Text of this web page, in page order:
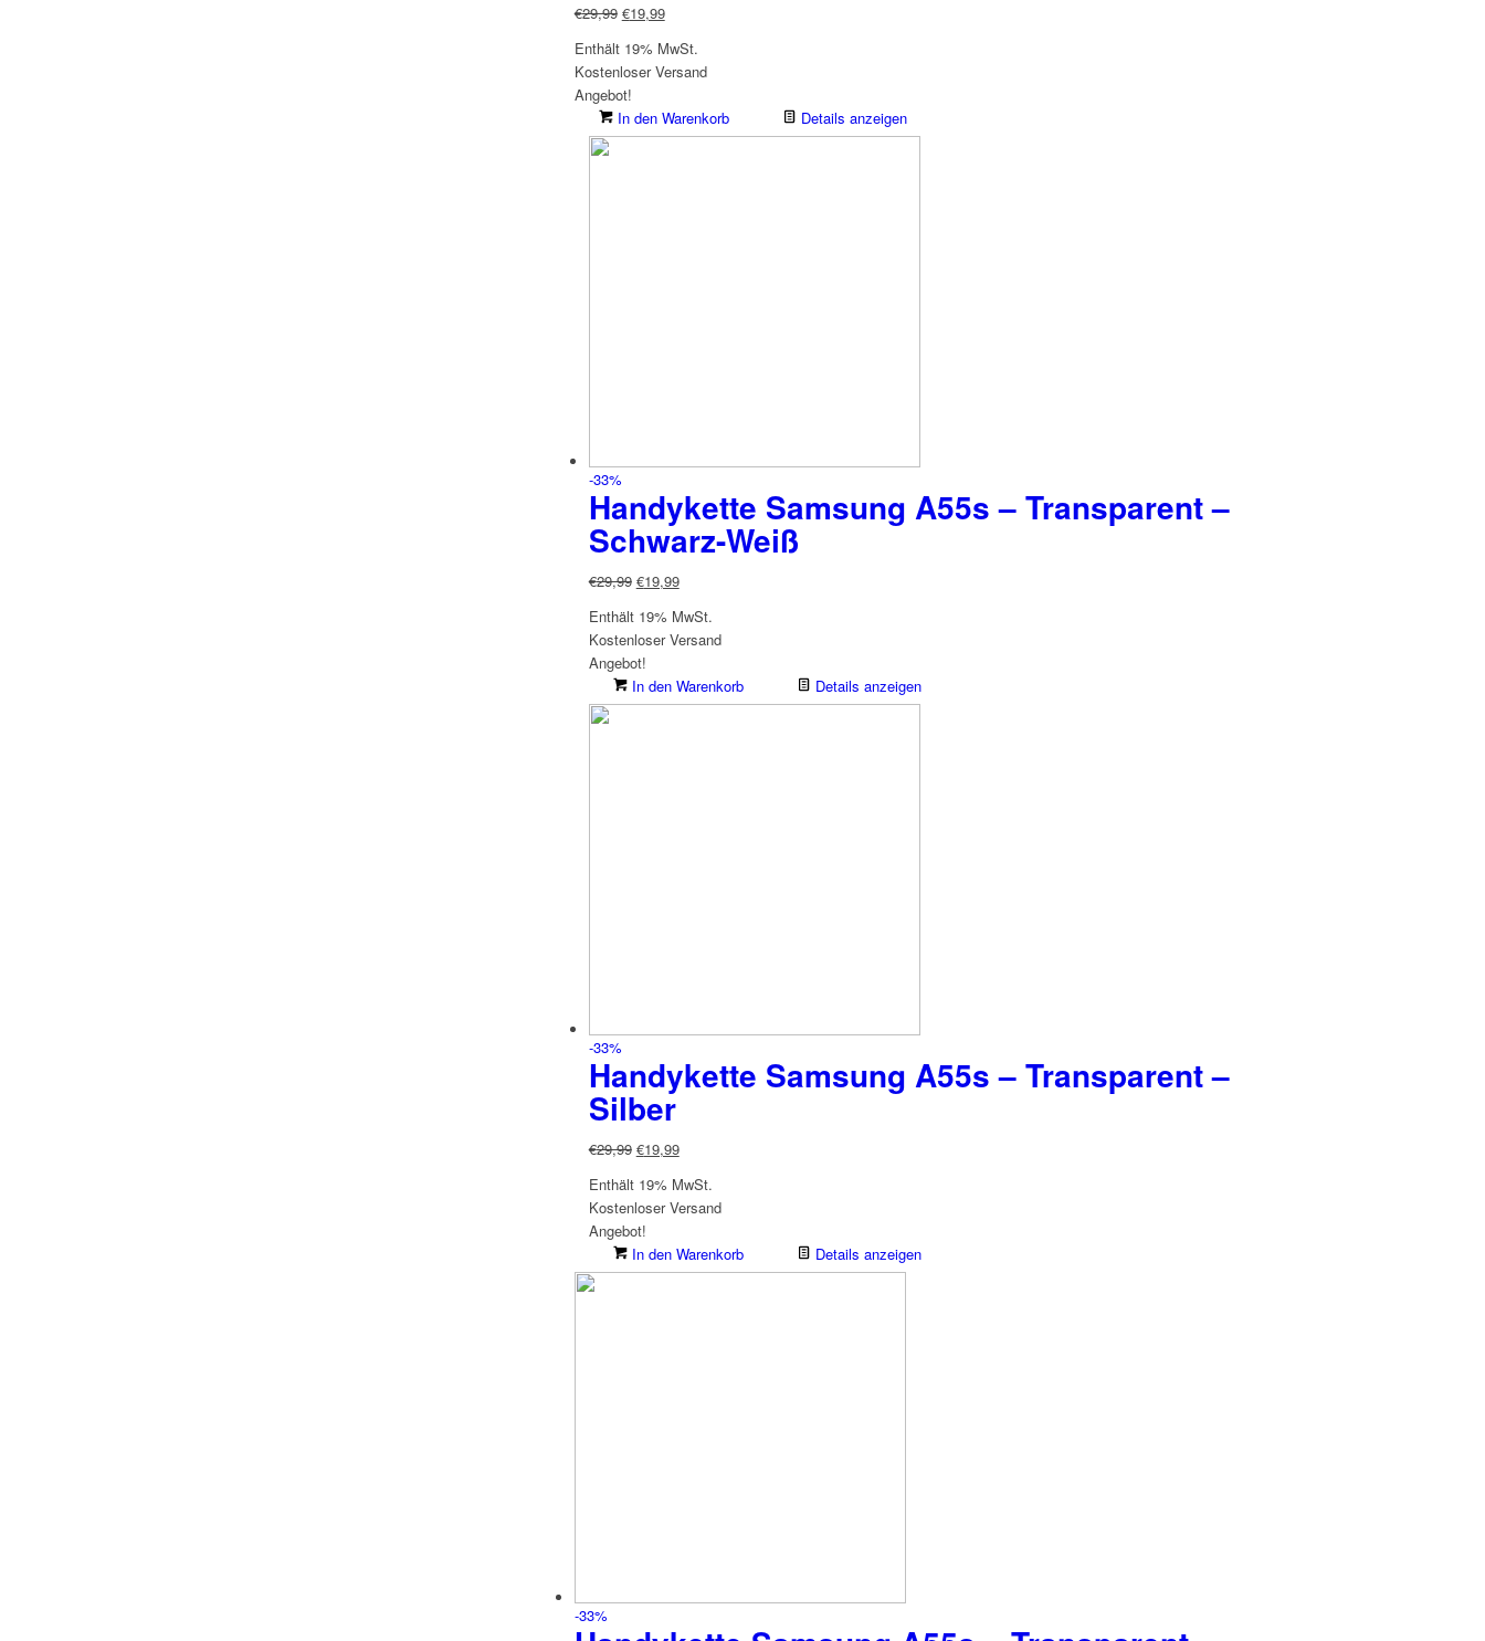
€29,99 Ursprünglicher
war:
€29,99
€19,99Aktueller
ist:
€19,99.
Enthält 19% MwSt.
Kostenloser Versand
Angebot!
In den Warenkorb
Details anzeigen
-33%
Handykette Samsung A55s – Transparent –
Schwarz-Weiß
€29,99 Ursprünglicher
war:
€29,99
€19,99Aktueller
ist:
€19,99.
Enthält 19% MwSt.
Kostenloser Versand
Angebot!
In den Warenkorb
Details anzeigen
-33%
Handykette Samsung A55s – Transparent –
Silber
€29,99 Ursprünglicher
war:
€29,99
€19,99Aktueller
ist:
€19,99.
Enthält 19% MwSt.
Kostenloser Versand
Angebot!
In den Warenkorb
Details anzeigen
-33%